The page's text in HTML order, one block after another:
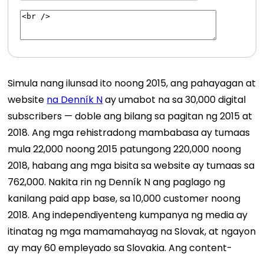
Simula nang ilunsad ito noong 2015, ang pahayagan at
website na Denník Nay umabot na sa 30,000 digital
subscribers — doble ang bilang sa pagitan ng 2015 at
2018. Ang mga rehistradong mambabasa ay tumaas
mula 22,000 noong 2015 patungong 220,000 noong
2018, habang ang mga bisita sa website ay tumaas sa
762,000. Nakita rin ng Denník N ang paglago ng
kanilang paid app base, sa 10,000 customer noong
2018. Ang independiyenteng kumpanya ng media ay
itinatag ng mga mamamahayag na Slovak, at ngayon
ay may 60 empleyado sa Slovakia. Ang content-